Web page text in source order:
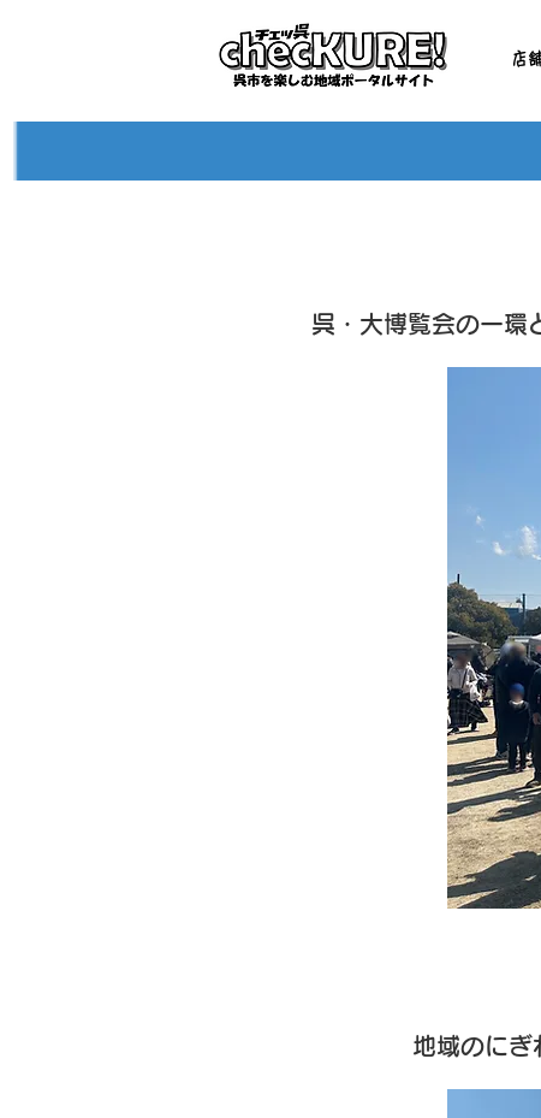
店
呉・大博覧会の一環
地域のにぎ